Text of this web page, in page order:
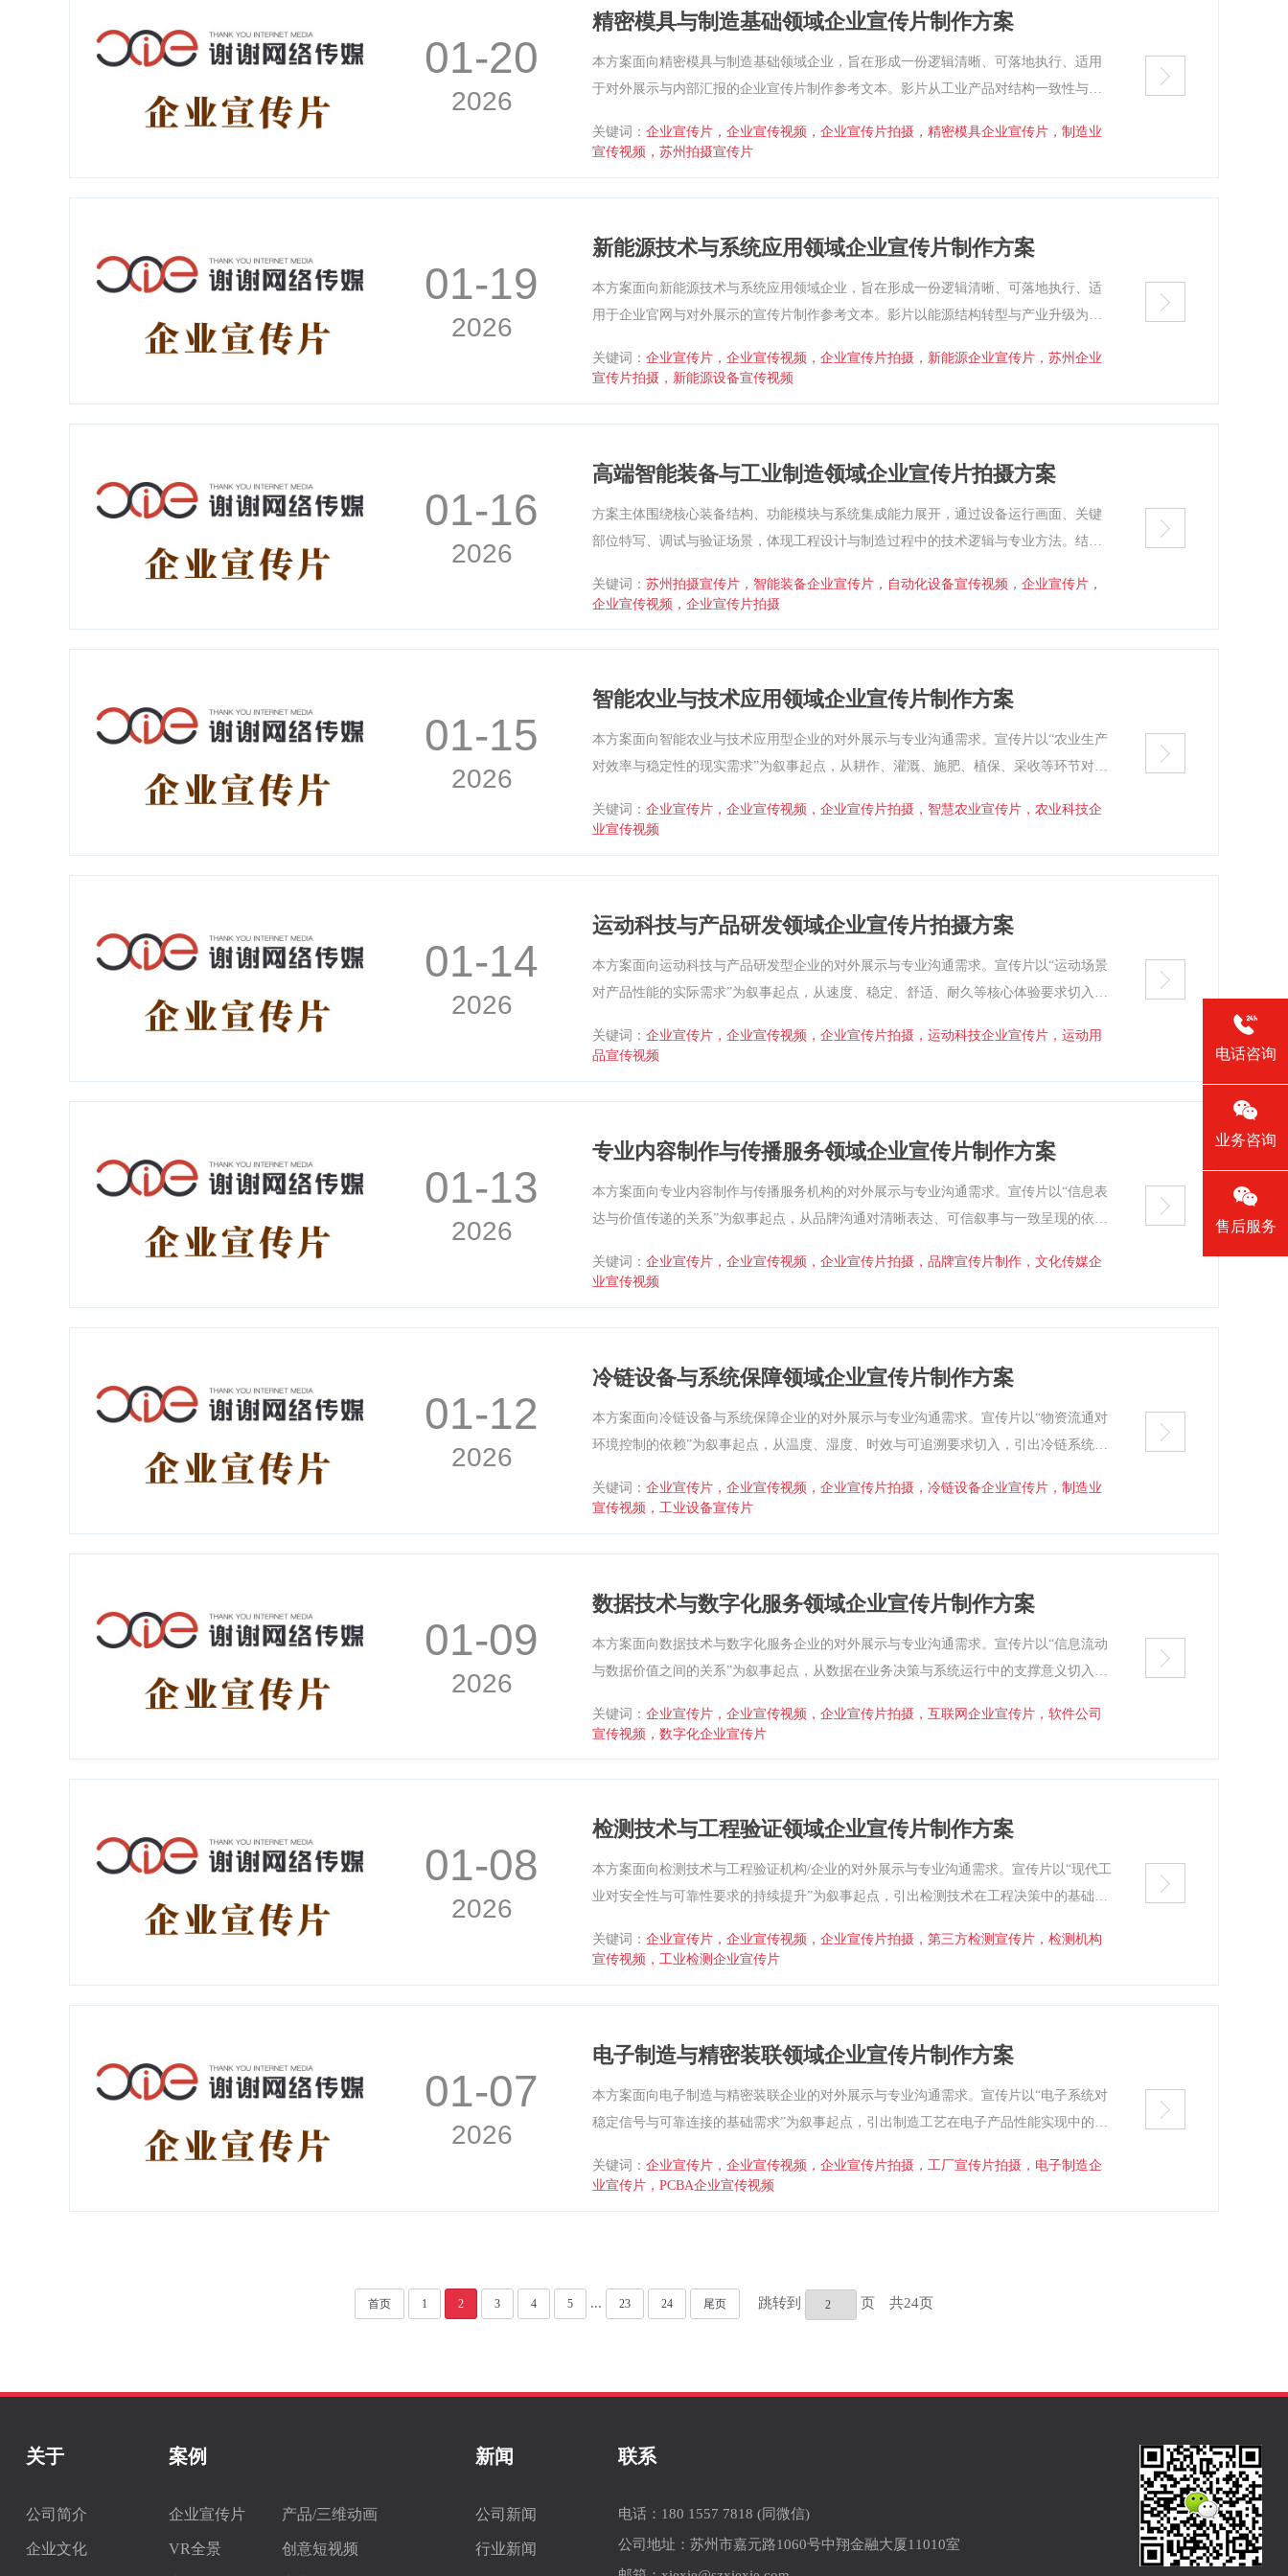
01-20
2026
精密模具与制造基础领域企业宣传片制作方案
本方案面向精密模具与制造基础领域企业，旨在形成一份逻辑清晰、可落地执行、适用
于对外展示与内部汇报的企业宣传片制作参考文本。影片从工业产品对结构一致性与制
方案主体围绕“模具设计—加工制造—装配调试—验证检测—应用场景”展开叙事，通过设
制，以深色金属质感与理工科技氛围为主，语言客观专业，突出严谨性与技术积累。
关键词： 企业宣传片，企业宣传视频，企业宣传片拍摄，精密模具企业宣传片，制造业
宣传视频，苏州拍摄宣传片
01-19
2026
新能源技术与系统应用领域企业宣传片制作方案
本方案面向新能源技术与系统应用领域企业，旨在形成一份逻辑清晰、可落地执行、适
用于企业官网与对外展示的宣传片制作参考文本。影片以能源结构转型与产业升级为背
统运行画面与数据可视化等手段，呈现技术研发与工程实践之间的闭环关系。整体表达
术可信度。
关键词： 企业宣传片，企业宣传视频，企业宣传片拍摄，新能源企业宣传片，苏州企业
宣传片拍摄，新能源设备宣传视频
01-16
2026
高端智能装备与工业制造领域企业宣传片拍摄方案
方案主体围绕核心装备结构、功能模块与系统集成能力展开，通过设备运行画面、关键
部位特写、调试与验证场景，体现工程设计与制造过程中的技术逻辑与专业方法。结合
观可理解，最终形成冷静理性、强调工程可靠性与系统理解能力的可执行宣传片方案文
关键词： 苏州拍摄宣传片，智能装备企业宣传片，自动化设备宣传视频，企业宣传片，
企业宣传视频，企业宣传片拍摄
01-15
2026
智能农业与技术应用领域企业宣传片制作方案
本方案面向智能农业与技术应用型企业的对外展示与专业沟通需求。宣传片以“农业生产
对效率与稳定性的现实需求”为叙事起点，从耕作、灌溉、施肥、植保、采收等环节对可
备、系统与数据协同展开，通过田间应用画面与系统界面演示呈现技术逻辑，强调“感知
清晰、可直接用于汇报与执行的宣传片制作方案文本。
关键词： 企业宣传片，企业宣传视频，企业宣传片拍摄，智慧农业宣传片，农业科技企
业宣传视频
01-14
2026
运动科技与产品研发领域企业宣传片拍摄方案
本方案面向运动科技与产品研发型企业的对外展示与专业沟通需求。宣传片以“运动场景
对产品性能的实际需求”为叙事起点，从速度、稳定、舒适、耐久等核心体验要求切入，
展开，通过测试画面与使用场景交叉呈现技术逻辑，强调研发闭环与工程验证，整体表
关键词： 企业宣传片，企业宣传视频，企业宣传片拍摄，运动科技企业宣传片，运动用
品宣传视频
01-13
2026
专业内容制作与传播服务领域企业宣传片制作方案
本方案面向专业内容制作与传播服务机构的对外展示与专业沟通需求。宣传片以“信息表
达与价值传递的关系”为叙事起点，从品牌沟通对清晰表达、可信叙事与一致呈现的依赖
法与项目协作展开，通过拍摄现场、制作过程与成果呈现，展现专业化工作逻辑与可复
方案文本。
关键词： 企业宣传片，企业宣传视频，企业宣传片拍摄，品牌宣传片制作，文化传媒企
业宣传视频
01-12
2026
冷链设备与系统保障领域企业宣传片制作方案
本方案面向冷链设备与系统保障企业的对外展示与专业沟通需求。宣传片以“物资流通对
环境控制的依赖”为叙事起点，从温度、湿度、时效与可追溯要求切入，引出冷链系统在
过设备运行画面、环境监测数据与流程示意，呈现工程设计的可靠性与持续运行能力，
关键词： 企业宣传片，企业宣传视频，企业宣传片拍摄，冷链设备企业宣传片，制造业
宣传视频，工业设备宣传片
01-09
2026
数据技术与数字化服务领域企业宣传片制作方案
本方案面向数据技术与数字化服务企业的对外展示与专业沟通需求。宣传片以“信息流动
与数据价值之间的关系”为叙事起点，从数据在业务决策与系统运行中的支撑意义切入，
示与应用场景画面，呈现技术逻辑与服务能力，并以结构化图形语言将复杂数据关系具
关键词： 企业宣传片，企业宣传视频，企业宣传片拍摄，互联网企业宣传片，软件公司
宣传视频，数字化企业宣传片
01-08
2026
检测技术与工程验证领域企业宣传片制作方案
本方案面向检测技术与工程验证机构/企业的对外展示与专业沟通需求。宣传片以“现代工
业对安全性与可靠性要求的持续提升”为叙事起点，引出检测技术在工程决策中的基础支
控制与质量评估。通过实验环境、检测设备运行与结果呈现，体现技术服务过程中的规
关键词： 企业宣传片，企业宣传视频，企业宣传片拍摄，第三方检测宣传片，检测机构
宣传视频，工业检测企业宣传片
01-07
2026
电子制造与精密装联领域企业宣传片制作方案
本方案面向电子制造与精密装联企业的对外展示与专业沟通需求。宣传片以“电子系统对
稳定信号与可靠连接的基础需求”为叙事起点，引出制造工艺在电子产品性能实现中的关
—系统性能”的因果链条，用真实生产现场、检测流程与关键工艺节点画面，呈现精细化
关键词： 企业宣传片，企业宣传视频，企业宣传片拍摄，工厂宣传片拍摄，电子制造企
业宣传片，PCBA企业宣传视频
首页 1 2 3 4 5 ... 23 24 尾页 跳转到 页 共24页
关于
公司简介
企业文化
案例
企业宣传片 产品/三维动画
VR全景 创意短视频
新闻
公司新闻
行业新闻
联系
电话： 180 1557 7818 (同微信)
公司地址：苏州市嘉元路1060号中翔金融大厦11010室
电话咨询
业务咨询
售后服务